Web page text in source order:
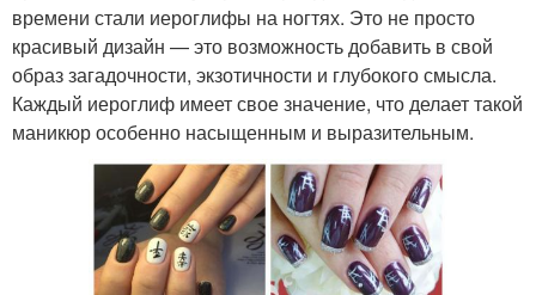
времени стали иероглифы на ногтях. Это не просто
красивый дизайн — это возможность добавить в свой
образ загадочности, экзотичности и глубокого смысла.
Каждый иероглиф имеет свое значение, что делает такой
маникюр особенно насыщенным и выразительным.